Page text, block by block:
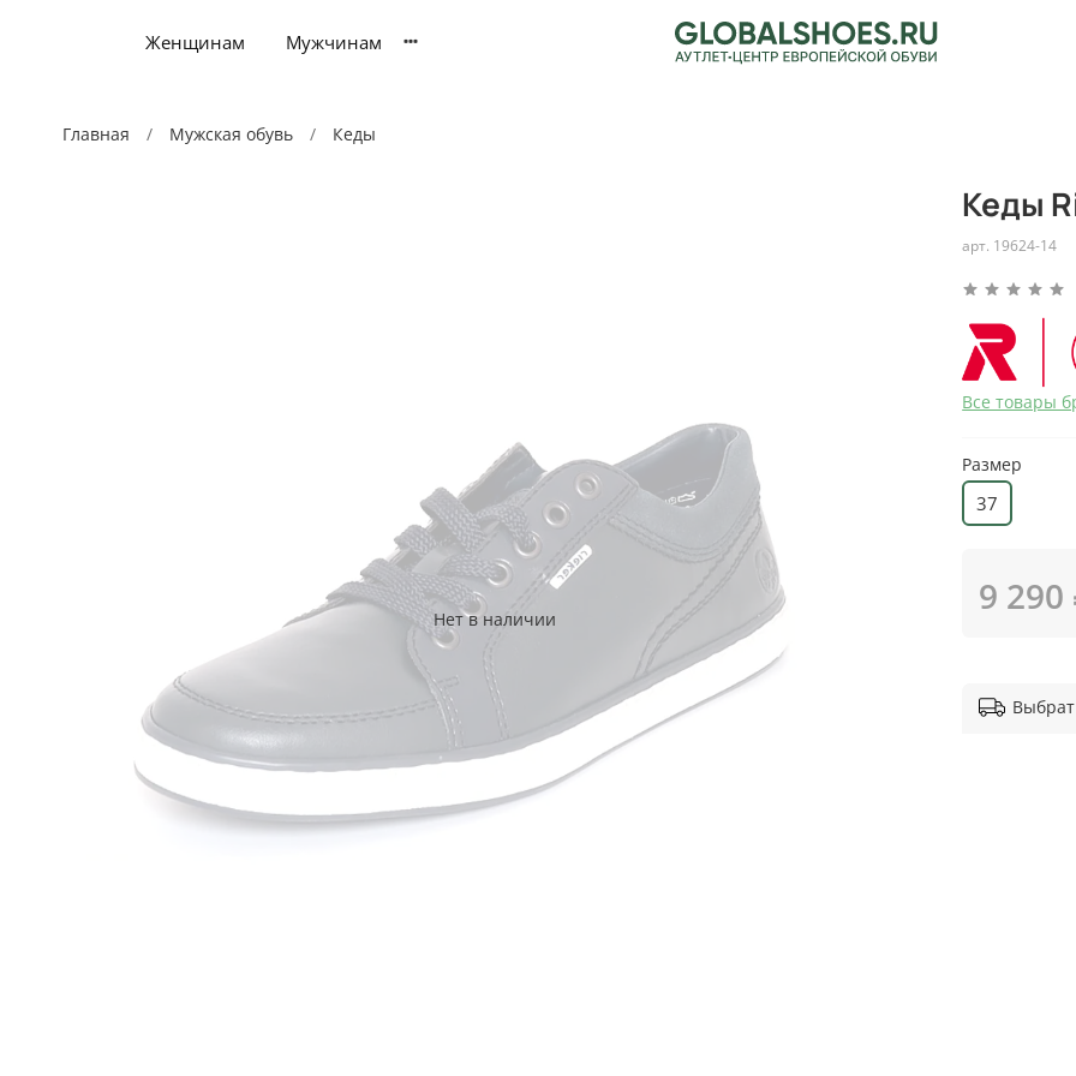
Женщинам Мужчинам
Главная Мужская обувь Кеды
Нет в наличии
Кеды
арт. 19624-14
Все товары
Размер
37
9